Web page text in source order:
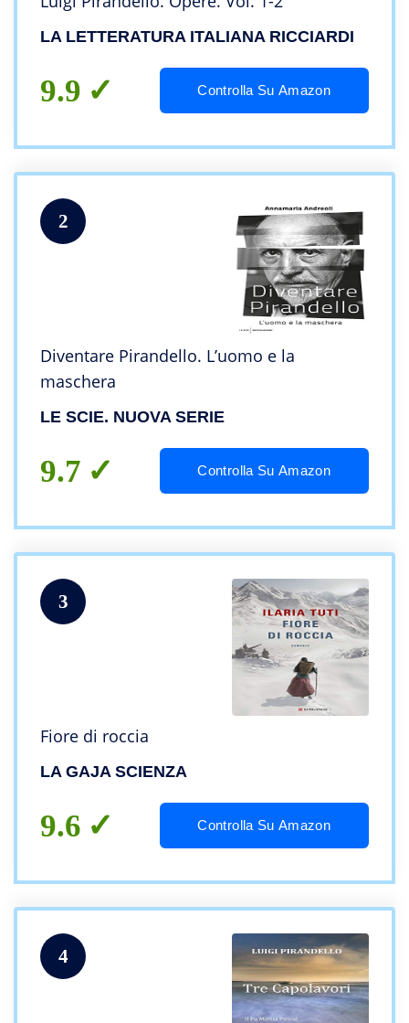
LA LETTERATURA ITALIANA RICCIARDI
9.9 Controlla Su Amazon
2
Diventare Pirandello. L’uomo e la
maschera
LE SCIE. NUOVA SERIE
9.7 Controlla Su Amazon
3
Fiore di roccia
LA GAJA SCIENZA
9.6 Controlla Su Amazon
4